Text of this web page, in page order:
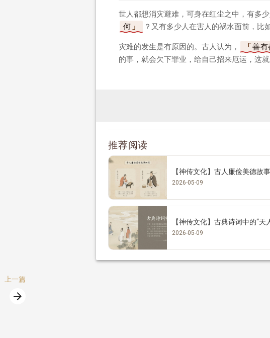
世人都想消灾避难，可身在红尘之中，有多
何
？又有多少人在害人的祸水面前，比
灾难的发生是有原因的。古人认为， 善有
的事，就会欠下罪业，给自己招来厄运，这就
推荐阅读
【神传文化】古人廉俭美德故
2026-05-09
【神传文化】古典诗词中的“天
2026-05-09
一篇
arrow_forward